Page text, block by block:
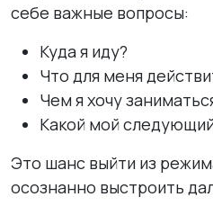
себе важные вопросы:
Куда я иду?
Что для меня
Чем я хочу
Какой мой
Это шанс выйти из
осознанно выстроить